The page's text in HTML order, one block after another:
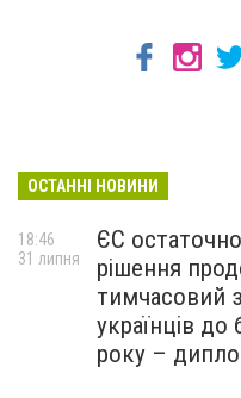
ОСТАННІ НОВИНИ
ЄС
рішення
тимчасовий
українців до
року –
18:46
31 липня